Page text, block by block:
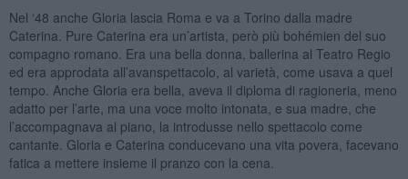
Nel ‘48 anche Gloria lascia Roma e va a Torino dalla madre
Caterina. Pure Caterina era un’artista, però più bohémien del suo
compagno romano. Era una bella donna, ballerina al Teatro Regio
ed era approdata all’avanspettacolo, al varietà, come usava a quel
tempo. Anche Gloria era bella, aveva il diploma di ragioneria, meno
adatto per l’arte, ma una voce molto intonata, e sua madre, che
l’accompagnava al piano, la introdusse nello spettacolo come
cantante. Gloria e Caterina conducevano una vita povera, facevano
fatica a mettere insieme il pranzo con la cena.